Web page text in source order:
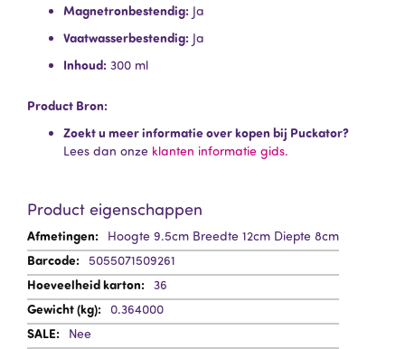
Magnetronbestendig: Ja
Vaatwasserbestendig: Ja
Inhoud: 300 ml
Product Bron:
Zoekt u meer informatie over kopen bij Puckator?
Lees dan onze klanten informatie gids.
Product eigenschappen
Meer
informatie
Hoogte 9.5cm Breedte 12cm Diepte 8cm
5055071509261
36
0.364000
Nee